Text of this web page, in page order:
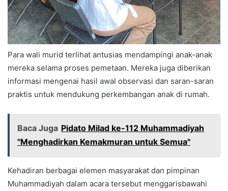
Para wali murid terlihat antusias mendampingi anak-anak
mereka selama proses pemetaan. Mereka juga diberikan
informasi mengenai hasil awal observasi dan saran-saran
praktis untuk mendukung perkembangan anak di rumah.
Baca Juga Pidato Milad ke-112 Muhammadiyah
"Menghadirkan Kemakmuran untuk Semua"
Kehadiran berbagai elemen masyarakat dan pimpinan
Muhammadiyah dalam acara tersebut menggarisbawahi